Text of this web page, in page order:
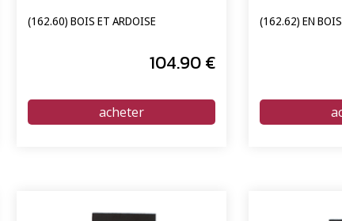
(162.60) BOIS ET ARDOISE
104.90€
(162.62) EN BOIS